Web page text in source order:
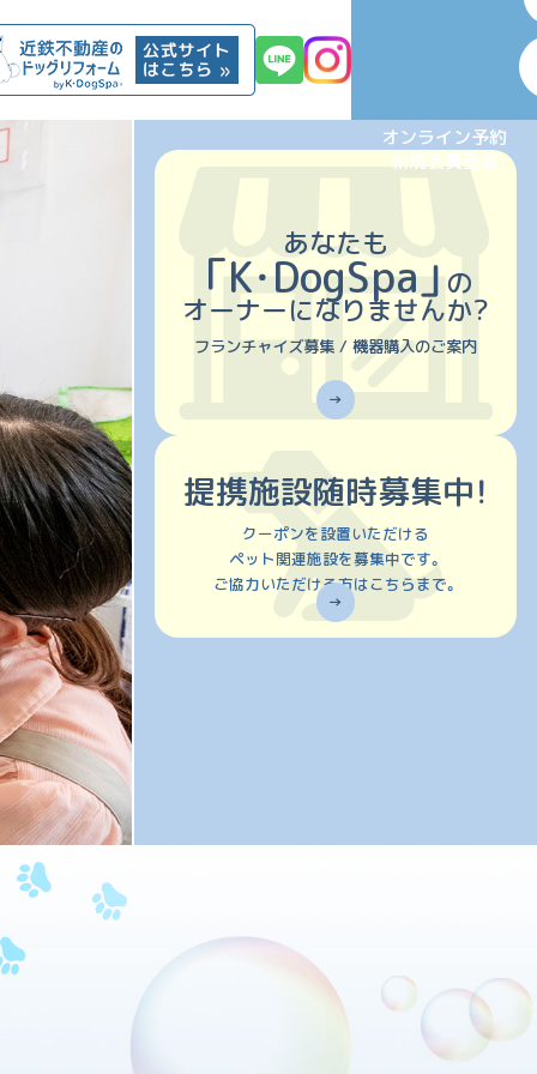
オンライン予約
新規会員登録
あなたも
「K・DogSpa」 の
オーナーになりませんか?
フランチャイズ募集 / 機器購入のご案内
→
提携施設随時募集中！
クーポンを設置いただける
ペット関連施設を募集中です。
ご協力いただける方はこちらまで。
→